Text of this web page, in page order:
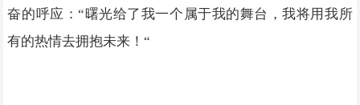
奋的呼应：“曙光给了我一个属于我的舞台，我将用我所
有的热情去拥抱未来！“